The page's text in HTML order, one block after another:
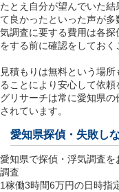
たとえ自分が望んでいた
て良かったといった声が
気調査に要する費用は各
をする前に確認をしておく
見積もりは無料という場
ることにより安心して依
グリサーチは常に愛知県
されています。
愛知県探偵・失敗し
愛知県で探偵・浮気調査
調査
1稼働3時間6万円の日時指